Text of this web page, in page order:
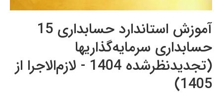
آموزش استاندارد حسابداری 15
حسابداری سرمایه‌گذاریها
(تجدیدنظرشده 1404 - لازم‌الاجرا از
1405)